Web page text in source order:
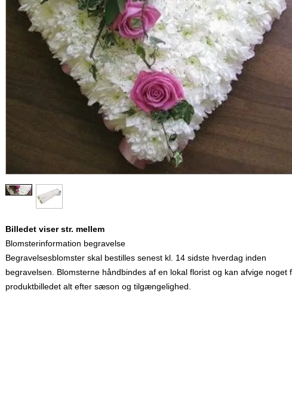
Billedet viser str. mellem
Blomsterinformation begravelse
Begravelsesblomster skal bestilles senest kl. 14 sidste hverdag inden
begravelsen. Blomsterne håndbindes af en lokal florist og kan afvige noget
produktbilledet alt efter sæson og tilgængelighed.